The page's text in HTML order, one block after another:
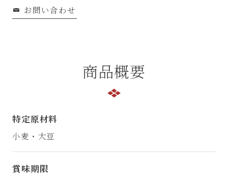
お問い合わせ
商品概要
特定原材料
小麦・大豆
賞味期限